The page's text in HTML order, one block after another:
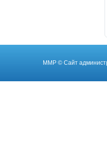
ММР © Cайт